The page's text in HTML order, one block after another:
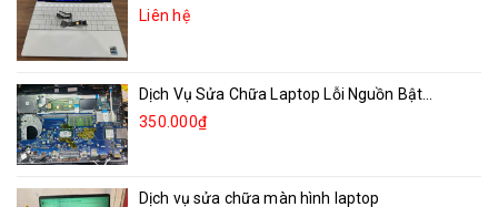
Liên hệ
Dịch Vụ Sửa Chữa Laptop Lỗi Nguồn Bật...
350.000₫
Dịch vụ sửa chữa màn hình laptop